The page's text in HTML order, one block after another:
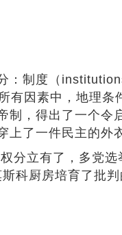
制度（
有因素中，地理
，得出了一个
了一件民主的外
立有了，多党选
科厨房培育了